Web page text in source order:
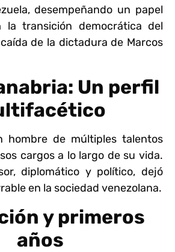
desempeñando un papel
la transición democrática del
de la dictadura de Marcos
Un perfil
hombre de múltiples talentos
cargos a lo largo de su vida.
diplomático y político, dejó
en la sociedad venezolana.
y primeros
años